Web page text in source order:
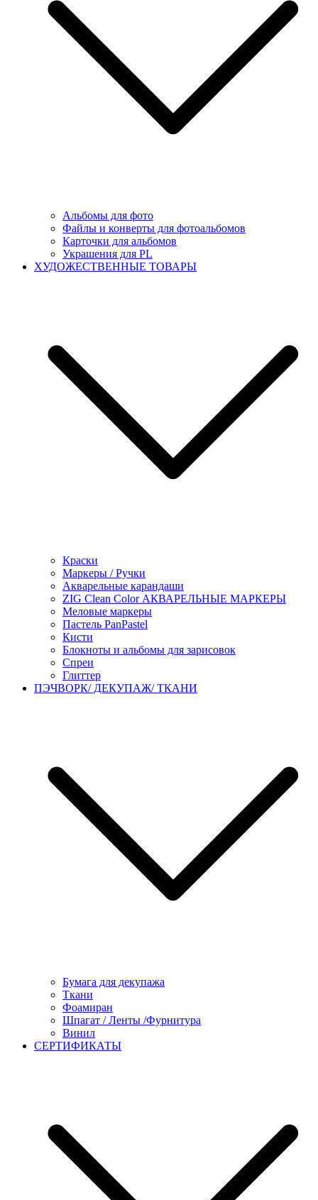
Альбомы для фото
Файлы и конверты для фотоальбомов
Карточки для альбомов
Украшения для PL
ХУДОЖЕСТВЕННЫЕ ТОВАРЫ
Краски
Маркеры / Ручки
Акварельные карандаши
ZIG Clean Color АКВАРЕЛЬНЫЕ МАРКЕРЫ
Меловые маркеры
Пастель PanPastel
Кисти
Блокноты и альбомы для зарисовок
Спреи
Глиттер
ПЭЧВОРК/ ДЕКУПАЖ/ ТКАНИ
Бумага для декупажа
Ткани
Фоамиран
Шпагат / Ленты /Фурнитура
Винил
СЕРТИФИКАТЫ